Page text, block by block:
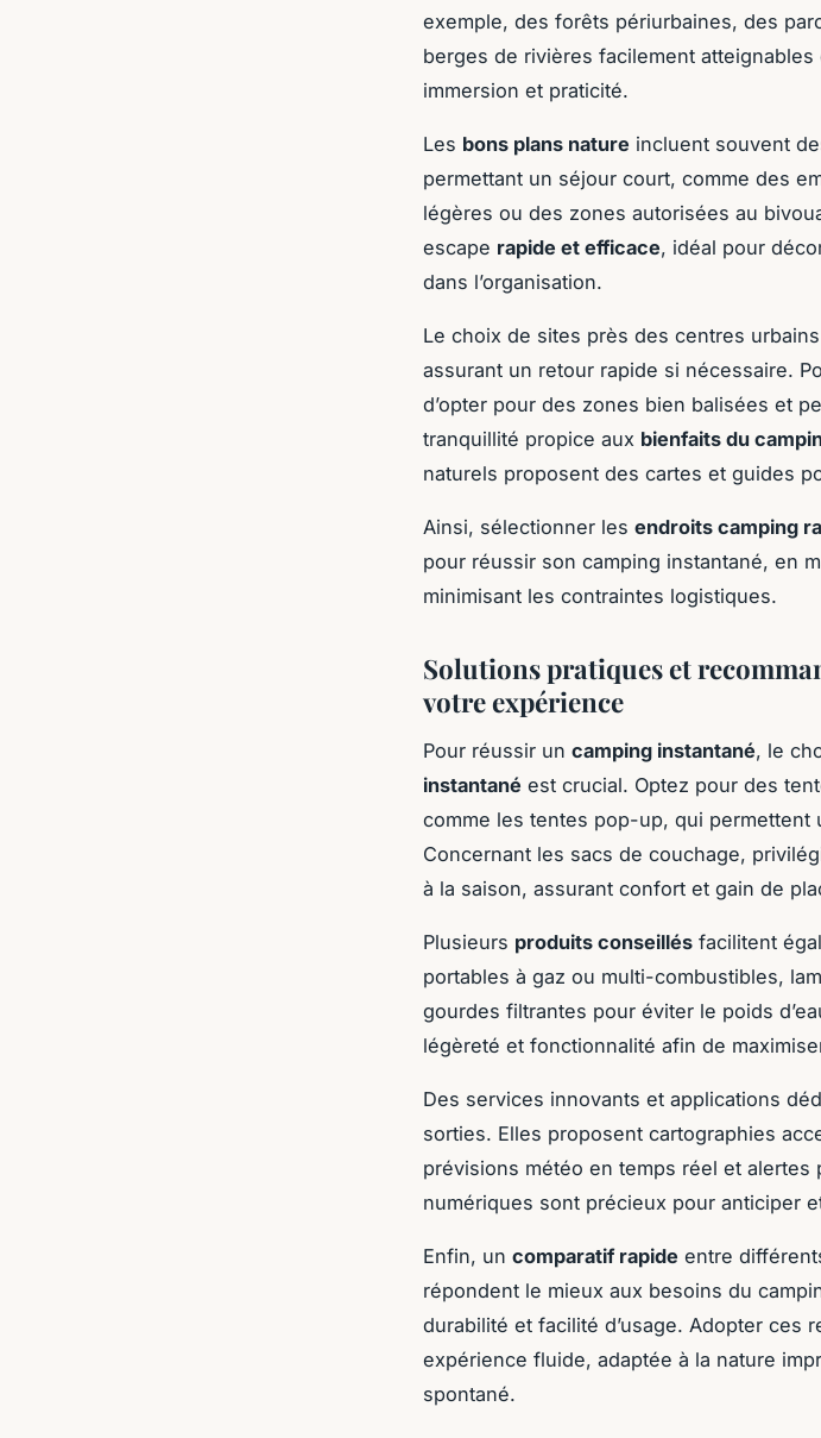
exemple, des forêts périurbaines, des
berges de rivières facilement
immersion et praticité.
Les bons plans nature incluent souvent
permettant un séjour court, comme des
légères ou des zones autorisées au
escape rapide et efficace, idéal pour
dans l’organisation.
Le choix de sites près des centres
assurant un retour rapide si nécessaire.
d’opter pour des zones bien balisées et
tranquillité propice aux bienfaits du
naturels proposent des cartes et guides
Ainsi, sélectionner les endroits camping
pour réussir son camping instantané, en
minimisant les contraintes logistiques.
Solutions pratiques et
votre expérience
Pour réussir un camping instantané, le
instantané est crucial. Optez pour des
comme les tentes pop-up, qui permettent
Concernant les sacs de couchage,
à la saison, assurant confort et gain de
Plusieurs produits conseillés facilitent
portables à gaz ou multi-combustibles,
gourdes filtrantes pour éviter le poids
légèreté et fonctionnalité afin de
Des services innovants et applications
sorties. Elles proposent cartographies
prévisions météo en temps réel et alertes
numériques sont précieux pour anticiper
Enfin, un comparatif rapide entre
répondent le mieux aux besoins du
durabilité et facilité d’usage. Adopter ces
expérience fluide, adaptée à la nature
spontané.